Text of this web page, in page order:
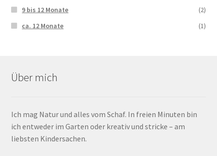
9 bis 12 Monate
(2)
ca. 12 Monate
(1)
Über mich
Ich mag Natur und alles vom Schaf. In freien Minuten bin
ich entweder im Garten oder kreativ und stricke – am
liebsten Kindersachen.